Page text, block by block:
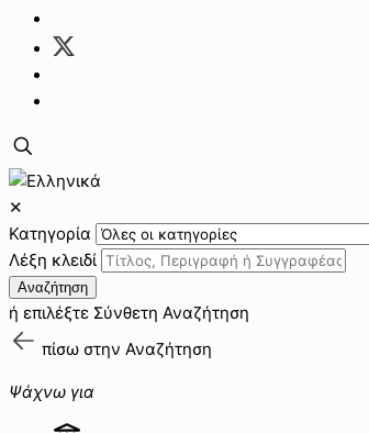
✕
Κατηγορία
Λέξη κλειδί
Αναζήτηση
ή επιλέξτε Σύνθετη Αναζήτηση
πίσω στην Αναζήτηση
Ψάχνω για